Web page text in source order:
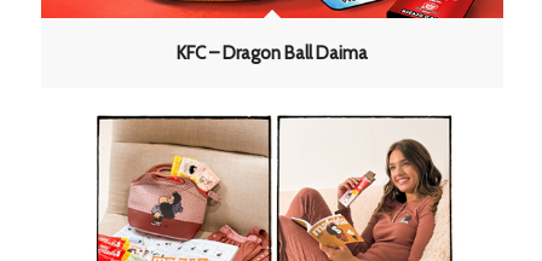
KFC – Dragon Ball Daima